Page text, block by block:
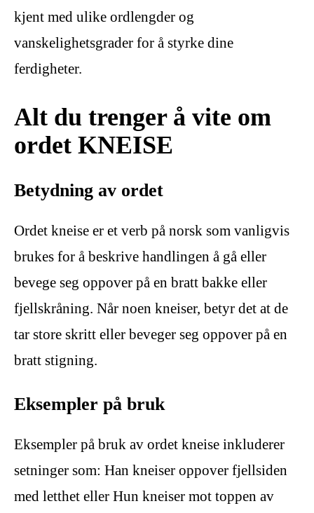
kjent med ulike ordlengder og
vanskelighetsgrader for å styrke dine
ferdigheter.
Alt du trenger å vite om
ordet KNEISE
Betydning av ordet
Ordet kneise er et verb på norsk som vanligvis
brukes for å beskrive handlingen å gå eller
bevege seg oppover på en bratt bakke eller
fjellskråning. Når noen kneiser, betyr det at de
tar store skritt eller beveger seg oppover på en
bratt stigning.
Eksempler på bruk
Eksempler på bruk av ordet kneise inkluderer
setninger som: Han kneiser oppover fjellsiden
med letthet eller Hun kneiser mot toppen av